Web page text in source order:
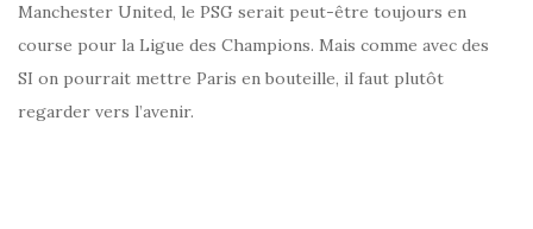
Manchester United, le PSG serait peut-être toujours en
course pour la Ligue des Champions. Mais comme avec des
SI on pourrait mettre Paris en bouteille, il faut plutôt
regarder vers l’avenir.